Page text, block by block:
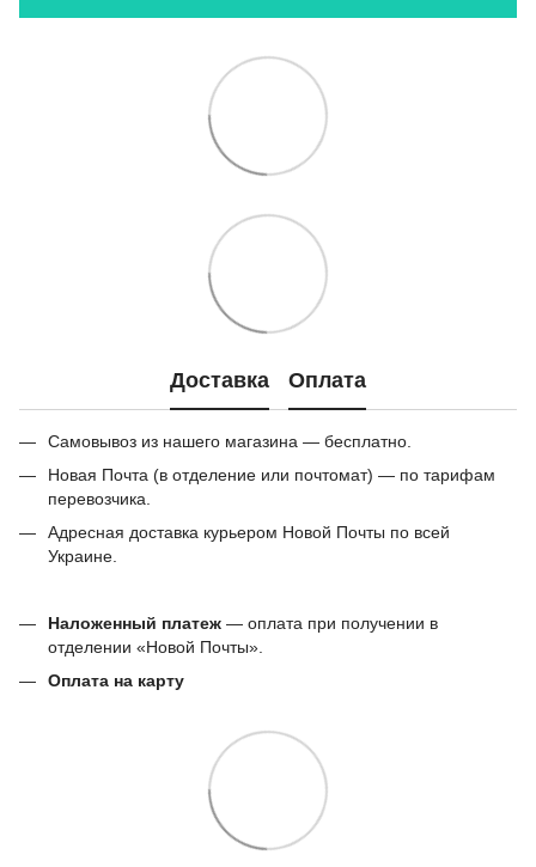
Доставка Оплата
Самовывоз из нашего магазина — бесплатно.
Новая Почта (в отделение или почтомат) — по тарифам
перевозчика.
Адресная доставка курьером Новой Почты по всей
Украине.
Наложенный платеж — оплата при получении в
отделении «Новой Почты».
Оплата на карту